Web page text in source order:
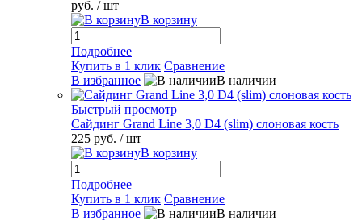
руб. / шт
В корзину
Подробнее
Купить в 1 клик Сравнение
В избранное
В наличии
Быстрый просмотр
Сайдинг Grand Line 3,0 D4 (slim) слоновая кость
225 руб. / шт
В корзину
Подробнее
Купить в 1 клик Сравнение
В избранное
В наличии